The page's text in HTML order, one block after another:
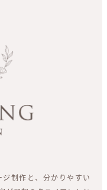
制作と、分かりやすい